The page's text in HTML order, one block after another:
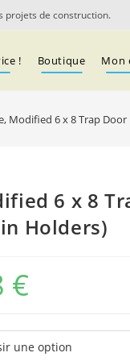
projets de construction.
! Boutique Mon
Modified 6 x 8 Trap
6 x 8
Holders)
€
prix :
0,06 €